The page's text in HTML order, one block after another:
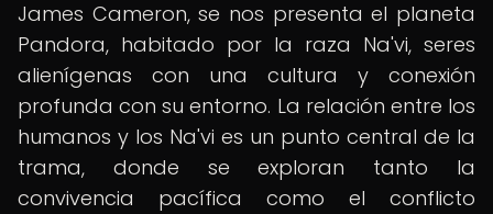
James Cameron, se nos presenta el planeta
Pandora, habitado por la raza Na'vi, seres
alienígenas con una cultura y conexión
profunda con su entorno. La relación entre los
humanos y los Na'vi es un punto central de la
trama, donde se exploran tanto la
convivencia pacífica como el conflicto